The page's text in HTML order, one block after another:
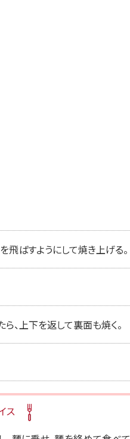
飛ばすようにして焼き上げる。
、上下を返して裏面も焼く。
ス